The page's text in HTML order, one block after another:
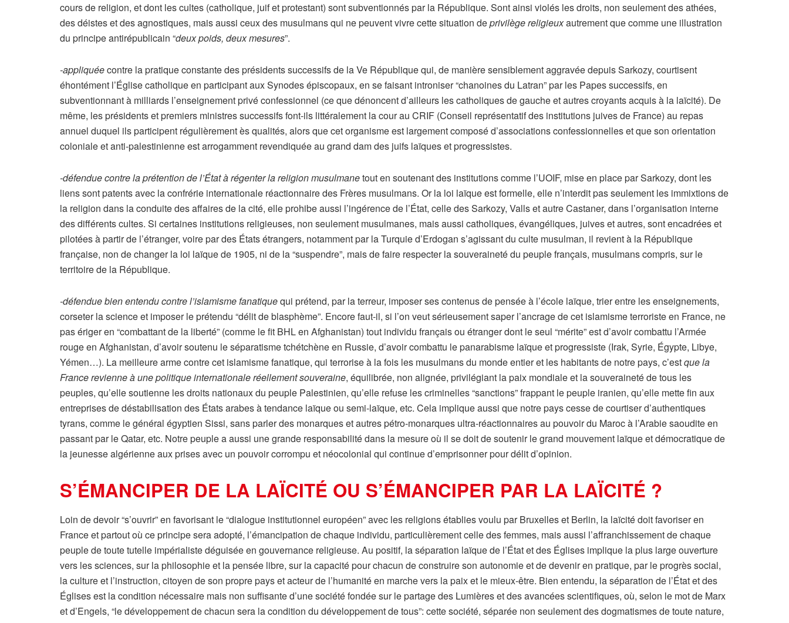
cours de religion, et dont les cultes (catholique, juif et protestant) sont subventionnés par la République. Sont ainsi violés les droits, non seulement des athées,
des déistes et des agnostiques, mais aussi ceux des musulmans qui ne peuvent vivre cette situation deprivilège religieuxautrement que comme une illustration
du principe antirépublicain “deux poids, deux mesures”.
-appliquéecontre la pratique constante des présidents successifs de la Ve République qui, de manière sensiblement aggravée depuis Sarkozy, courtisent
éhontément l’Église catholique en participant aux Synodes épiscopaux, en se faisant introniser “chanoines du Latran” par les Papes successifs, en
subventionnant à milliards l’enseignement privé confessionnel (ce que dénoncent d’ailleurs les catholiques de gauche et autres croyants acquis à la laïcité). De
même, les présidents et premiers ministres successifs font-ils littéralement la cour au CRIF (Conseil représentatif des institutions juives de France) au repas
annuel duquel ils participent régulièrement ès qualités, alors que cet organisme est largement composé d’associations confessionnelles et que son orientation
coloniale et anti-palestinienne est arrogamment revendiquée au grand dam des juifs laïques et progressistes.
-défendue contre la prétention de l’État à régenter la religion musulmanetout en soutenant des institutions comme l’UOIF, mise en place par Sarkozy, dont les
liens sont patents avec la confrérie internationale réactionnaire des Frères musulmans. Or la loi laïque est formelle, elle n’interdit pas seulement les immixtions de
la religion dans la conduite des affaires de la cité, elle prohibe aussi l’ingérence de l’État, celle des Sarkozy, Valls et autre Castaner, dans l’organisation interne
des différents cultes. Si certaines institutions religieuses, non seulement musulmanes, mais aussi catholiques, évangéliques, juives et autres, sont encadrées et
pilotées à partir de l’étranger, voire par des États étrangers, notamment par la Turquie d’Erdogan s’agissant du culte musulman, il revient à la République
française, non de changer la loi laïque de 1905, ni de la “suspendre”, mais de faire respecter la souveraineté du peuple français, musulmans compris, sur le
territoire de la République.
-défendue bien entendu contre l’islamisme fanatiquequi prétend, par la terreur, imposer ses contenus de pensée à l’école laïque, trier entre les enseignements,
corseter la science et imposer le prétendu “délit de blasphème”. Encore faut-il, si l’on veut sérieusement saper l’ancrage de cet islamisme terroriste en France, ne
pas ériger en “combattant de la liberté” (comme le fit BHL en Afghanistan) tout individu français ou étranger dont le seul “mérite” est d’avoir combattu l’Armée
rouge en Afghanistan, d’avoir soutenu le séparatisme tchétchène en Russie, d’avoir combattu le panarabisme laïque et progressiste (Irak, Syrie, Égypte, Libye,
Yémen…). La meilleure arme contre cet islamisme fanatique, qui terrorise à la fois les musulmans du monde entier et les habitants de notre pays, c’estque la
France revienne à une politique internationale réellement souveraine, équilibrée, non alignée, privilégiant la paix mondiale et la souveraineté de tous les
peuples, qu’elle soutienne les droits nationaux du peuple Palestinien, qu’elle refuse les criminelles “sanctions” frappant le peuple iranien, qu’elle mette fin aux
entreprises de déstabilisation des États arabes à tendance laïque ou semi-laïque, etc. Cela implique aussi que notre pays cesse de courtiser d’authentiques
tyrans, comme le général égyptien Sissi, sans parler des monarques et autres pétro-monarques ultra-réactionnaires au pouvoir du Maroc à l’Arabie saoudite en
passant par le Qatar, etc. Notre peuple a aussi une grande responsabilité dans la mesure où il se doit de soutenir le grand mouvement laïque et démocratique de
la jeunesse algérienne aux prises avec un pouvoir corrompu et néocolonial qui continue d’emprisonner pour délit d’opinion.
S’ÉMANCIPER DE LA LAÏCITÉ OU S’ÉMANCIPER PAR LA LAÏCITÉ ?
Loin de devoir “s’ouvrir” en favorisant le “dialogue institutionnel européen” avec les religions établies voulu par Bruxelles et Berlin, la laïcité doit favoriser en
France et partout où ce principe sera adopté, l’émancipation de chaque individu, particulièrement celle des femmes, mais aussi l’affranchissement de chaque
peuple de toute tutelle impérialiste déguisée en gouvernance religieuse. Au positif, la séparation laïque de l’État et des Églises implique la plus large ouverture
vers les sciences, sur la philosophie et la pensée libre, sur la capacité pour chacun de construire son autonomie et de devenir en pratique, par le progrès social,
la culture et l’instruction, citoyen de son propre pays et acteur de l’humanité en marche vers la paix et le mieux-être. Bien entendu, la séparation de l’État et des
Églises est la condition nécessaire mais non suffisante d’une société fondée sur le partage des Lumières et des avancées scientifiques, où, selon le mot de Marx
et d’Engels, “le développement de chacun sera la condition du développement de tous”: cette société, séparée non seulement des dogmatismes de toute nature,